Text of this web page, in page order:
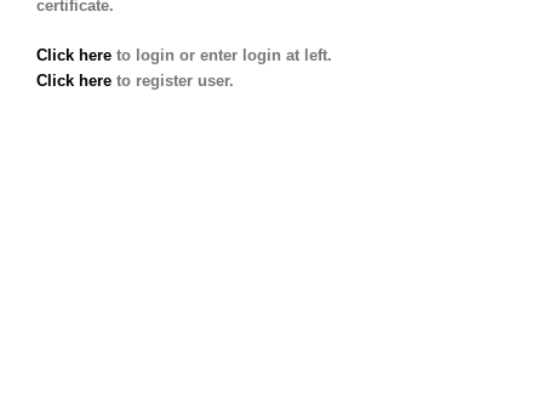
certificate.
Click here to login or enter login at left.
Click here to register user.